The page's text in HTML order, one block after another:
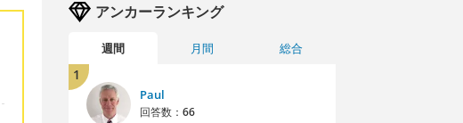
アンカーランキング
週間 月間 総合
1
Paul
回答数： 66